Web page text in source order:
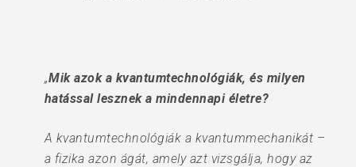
„Mik azok a kvantumtechnológiák, és milyen
hatással lesznek a mindennapi életre?
A kvantumtechnológiák a kvantummechanikát –
a fizika azon ágát, amely azt vizsgálja, hogy az